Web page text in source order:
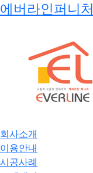
에버라인퍼니처
회사소개
이용안내
시공사례